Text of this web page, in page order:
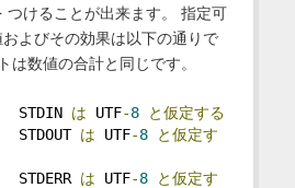
つけることが出来ます。 指定可
よびその効果は以下の通りで
は数値の合計と同じです。
STDIN は UTF-8
と仮定する
は UTF-8
と仮定す
は UTF-8
と仮定す